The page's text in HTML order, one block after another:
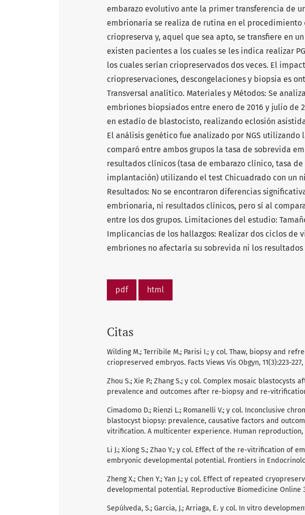
embarazo evolutivo ante la primer transferencia de
embrionaria se realiza de rutina en el procedimiento
criopreserva y, aquel que sea apto, se transfiere en
existen pacientes a los cuales se les indica realizar
los cuales serían criopreservados dos veces. El
criopreservaciones, descongelaciones y biopsia es
Transversal analítico. Materiales y Métodos: Se
embriones biopsiados entre enero de 2016 y julio de
en estadío de blastocisto, realizando eclosión
El análisis genético fue analizado por NGS
comparó entre ambos grupos la tasa de sobrevida
resultados clínicos (tasa de embarazo clínico, tasa
implantación) utilizando el test Chicuadrado con un
Resultados: No se encontraron diferencias
embrionaria, ni resultados clínicos, pero sí al
entre los dos grupos. Limitaciones del estudio:
Implicancias de los hallazgos: Realizar dos ciclos de
embriones no afectaría su sobrevida ni los
pdf html
Citas
Wilding M.; Terribile M.; Parisi I.; y col. Thaw, biopsy and
criopreserved embryos. Facts Views Vis Obgyn, 11(3):223-227,
Zhou S.; Xie P.; Zhang S.; y col. Complex mosaic
prevalence and outcomes after re-biopsy and re-vitrification.
Cimadomo D.; Rienzi L.; Romanelli V.; y col. Inconclusive
blastocyst biopsy: prevalence, causative factors and
vitrification. A multicenter experience. Human reproduction,
Li J.; Xiong S.; Zhao Y.; y col. Effect of the re-vitrification of
embryonic developmental potential. Frontiers in
Zheng X.; Chen Y.; Yan J.; y col. Effect of repeated
developmental potential. Reproductive Biomedicine Online
Sepúlveda, S.; Garcia, J.; Arriaga, E. y col. In vitro